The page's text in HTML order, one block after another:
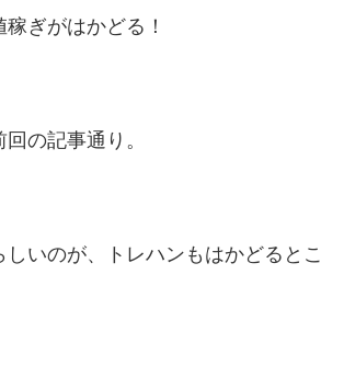
ぎがはかどる！
の記事通り。
しいのが、トレハンもはかどるとこ